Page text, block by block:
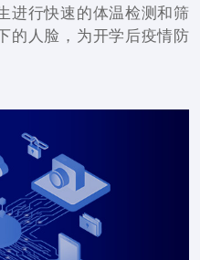
进行快速的体温检测和筛
的人脸，为开学后疫情防